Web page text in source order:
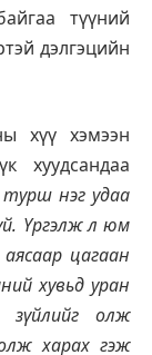
түүний
дэлгэцийн
хүү хэмээн
хуудсандаа
нэг удаа
Үргэлж л юм
цагаан
хувьд уран
зүйлийг олж
харах гэж